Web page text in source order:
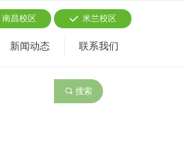
新闻动态 联系我们
南昌校区 끳 米兰校区
끠 搜索